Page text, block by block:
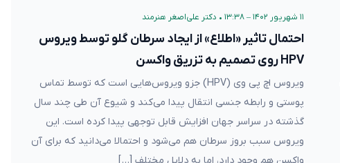
۱۱ شهریور ۱۴۰۲ – ۱۳:۳۸ • دکتر علی‌اصغر هنرمند
احتمال تاثیر «اطلاع» از ایجاد سرطان گلو توسط ویروس
HPV روی تصمیم به تزریق واکسن
ویروس اچ پی وی (HPV) جزو ویروس‌هایی است که توسط تماس
پوستی و رابطه جنسی انتقال پیدا می‌کند و شیوع آن طی چند سال
گذشته در سراسر جهان افزایش قابل توجهی پیدا کرده است. این
ویروس سبب بروز سرطان هم می‌شود و احتمالا می‌دانید که برای آن